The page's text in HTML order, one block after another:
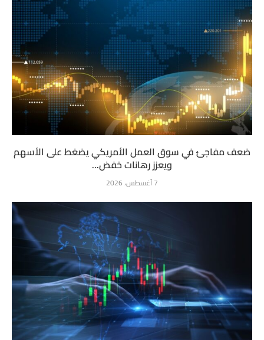
ضعف مفاجئ في سوق العمل الأمريكي يضغط على الأسهم
ويعزز رهانات خفض...
7 أغسطس، 2026